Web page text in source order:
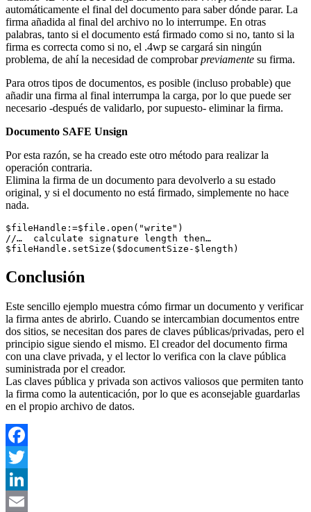
automáticamente el final del documento para saber dónde parar. La
firma añadida al final del archivo no lo interrumpe. En otras
palabras, tanto si el documento está firmado como si no, tanto si la
firma es correcta como si no, el .4wp se cargará sin ningún
problema, de ahí la necesidad de comprobarpreviamente su firma.
Para otros tipos de documentos, es posible (incluso probable) que
añadir una firma al final interrumpa la carga, por lo que puede ser
necesario -después de validarlo, por supuesto- eliminar la firma.
Documento SAFE Unsign
Por esta razón, se ha creado este otro método para realizar la
operación contraria.
Elimina la firma de un documento para devolverlo a su estado
original, y si el documento no está firmado, simplemente no hace
nada.
$fileHandle:=$file.open("write")
//…  calculate signature length then…
$fileHandle.setSize($documentSize-$length)
Conclusión
Este sencillo ejemplo muestra cómo firmar un documento y verificar
la firma antes de abrirlo. Cuando se intercambian documentos entre
dos sitios, se necesitan dos pares de claves públicas/privadas, pero el
principio sigue siendo el mismo. El creador del documento firma
con una clave privada, y el lector lo verifica con la clave pública
suministrada por el creador.
Las claves pública y privada son activos valiosos que permiten tanto
la firma como la autenticación, por lo que es aconsejable guardarlas
en el propio archivo de datos.
Facebook
Twitter
LinkedIn